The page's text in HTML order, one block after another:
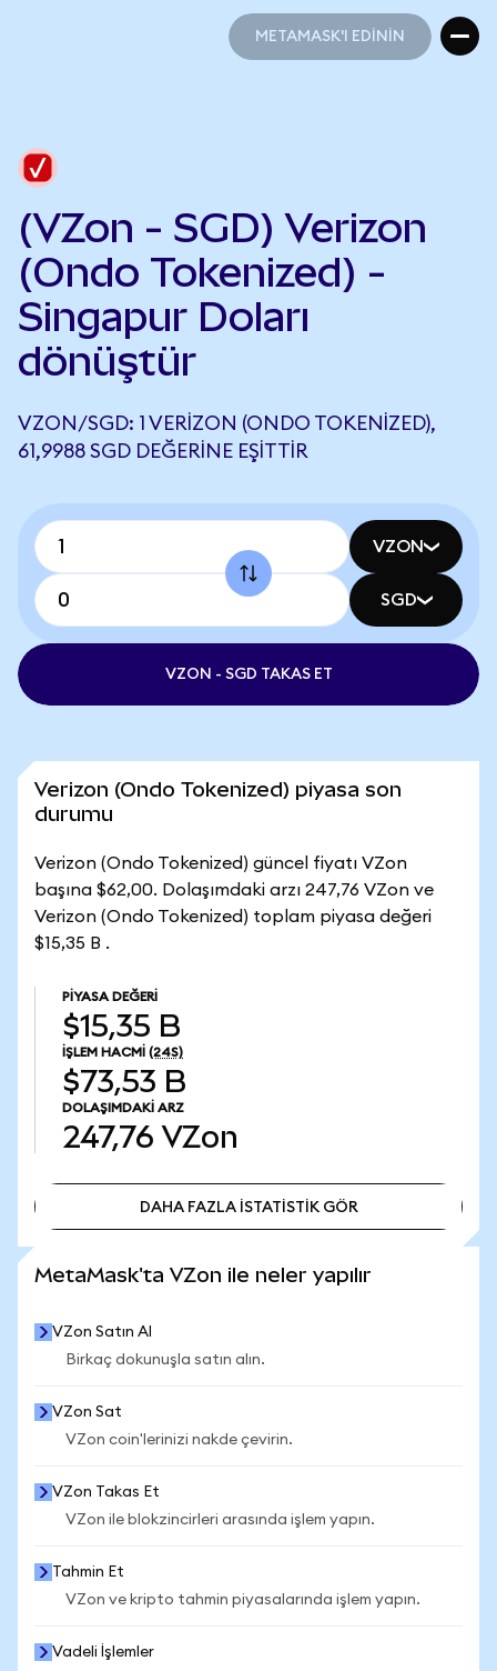
METAMASK'I EDİNİN
(VZon - SGD) Verizon
(Ondo Tokenized) -
Singapur Doları
dönüştür
VZON/SGD: 1 VERIZON (ONDO TOKENIZED),
61,9988 SGD DEĞERINE EŞITTIR
VZON
SGD
VZON - SGD TAKAS ET
Verizon (Ondo Tokenized) piyasa son
durumu
Verizon (Ondo Tokenized) güncel fiyatı VZon
başına $62,00. Dolaşımdaki arzı 247,76 VZon ve
Verizon (Ondo Tokenized) toplam piyasa değeri
$15,35 B .
PIYASA DEĞERI
$15,35 B
İŞLEM HACMI (24S)
$73,53 B
DOLAŞIMDAKI ARZ
247,76 VZon
DAHA FAZLA İSTATİSTİK GÖR
MetaMask'ta VZon ile neler yapılır
VZon Satın Al
Birkaç dokunuşla satın alın.
VZon Sat
VZon coin'lerinizi nakde çevirin.
VZon Takas Et
VZon ile blokzincirleri arasında işlem yapın.
Tahmin Et
VZon ve kripto tahmin piyasalarında işlem yapın.
Vadeli İşlemler